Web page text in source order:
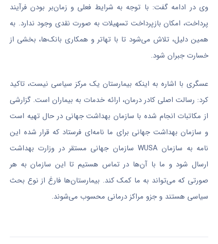
وی در ادامه گفت: با توجه به شرایط فعلی و زمان‌بر بودن فرآیند
پرداخت، امکان بازپرداخت تسهیلات به صورت نقدی وجود ندارد. به
همین دلیل، تلاش می‌شود تا با تهاتر و همکاری بانک‌ها، بخشی از
خسارت جبران شود.
عسگری با اشاره به اینکه بیمارستان یک مرکز سیاسی نیست، تاکید
کرد: رسالت اصلی کادر درمان، ارائه خدمات به بیماران است. گزارشی
از مکاتبات انجام شده با سازمان بهداشت جهانی در حال تهیه است
و سازمان بهداشت جهانی برای ما نامه‌ای فرستاد که قرار شده این
نامه به سازمان WUSA سازمان جهانی مستقر در وزارت بهداشت
ارسال شود و ما با آن‌ها در تماس هستیم تا این سازمان به هر
صورتی که می‌تواند به ما کمک کند. بیمارستان‌ها فارغ از نوع بحث
سیاسی هستند و جزو مراکز درمانی محسوب می‌شوند.